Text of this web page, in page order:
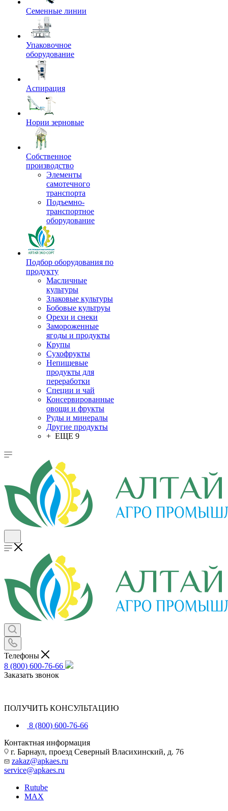
Семенные линии
Упаковочное
оборудование
Аспирация
Нории зерновые
Собственное
производство
Элементы
самотечного
транспорта
Подъемно-
транспортное
оборудование
Подбор оборудования по
продукту
Масличные
культуры
Злаковые культуры
Бобовые культруы
Орехи и снеки
Замороженные
ягоды и продукты
Крупы
Сухофрукты
Непищевые
продукты для
переработки
Специи и чай
Консервированные
овощи и фрукты
Руды и минералы
Другие продукты
+ ЕЩЕ 9
Телефоны
8 (800) 600-76-66
Заказать звонок
ПОЛУЧИТЬ КОНСУЛЬТАЦИЮ
8 (800) 600-76-66
Контактная информация
г. Барнаул, проезд Северный Власихинский, д. 76
zakaz@apkaes.ru
service@apkaes.ru
Rutube
MAX